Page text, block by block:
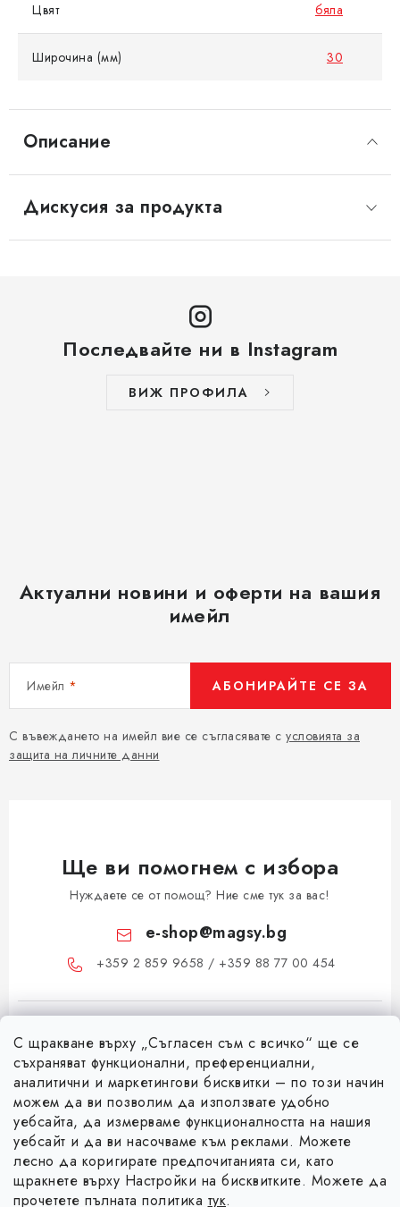
С щракване върху „Съгласен съм с всичко“ ще се
съхраняват функционални, преференциални,
аналитични и маркетингови бисквитки – по този начин
можем да ви позволим да използвате удобно
уебсайта, да измерваме функционалността на нашия
уебсайт и да ви насочваме към реклами. Можете
лесно да коригирате предпочитанията си, като
щракнете върху Настройки на бисквитките. Можете да
прочетете пълната политика тук.
Описание
Цвят бяла
Широчина (мм) 30
Дискусия за продукта
Последвайте ни в Instagram
ВИЖ ПРОФИЛА
Актуални новини и оферти на вашия
имейл
Имейл
С въвеждането на имейл вие се съгласявате с условията за
защита на личните данни
АБОНИРАЙТЕ СЕ ЗА
Ще ви помогнем с избора
Нуждаете се от помощ? Ние сме тук за вас!
e-shop@magsy.bg
+359 2 859 9658 / +359 88 77 00 454
Ф
Информация за вас
Коя е фирма Magsy?